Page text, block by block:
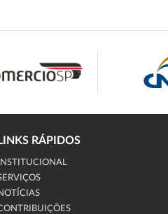
LINKS RÁPIDOS
INSTITUCIONAL